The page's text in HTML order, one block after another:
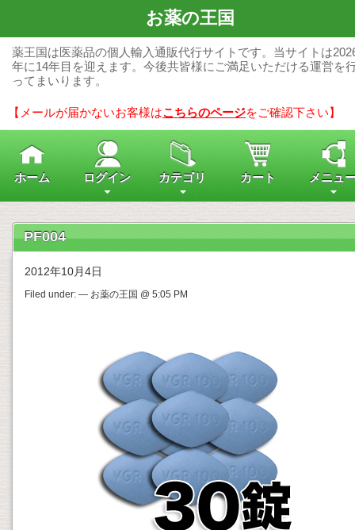
お薬の王国
薬王国は医薬品の個人輸入通販代行サイトです。当サイトは
年に14年目を迎えます。今後共皆様にご満足いただける運営を
ってまいります。
【メールが届かないお客様はこちらのページをご確認下さい】
ホーム ログイン カテゴリ カート メニュ
PF004
2012年10月4日
Filed under: — お薬の王国 @ 5:05 PM